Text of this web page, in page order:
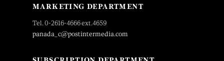
MARKETING DEPARTMENT
Tel. 0-2616-4666 ext.4659
panada_c@postintermedia.com